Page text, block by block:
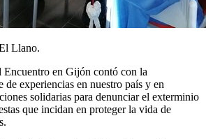
Llano.
Encuentro en Gijón contó con la
de experiencias en nuestro país y en
solidarias para denunciar el exterminio
que incidan en proteger la vida de